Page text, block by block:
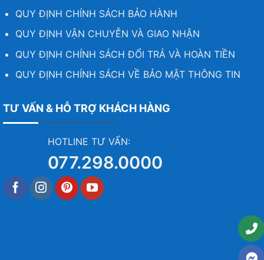
QUY ĐỊNH CHÍNH SÁCH BẢO HÀNH
QUY ĐỊNH VẬN CHUYỄN VÀ GIAO NHẬN
QUY ĐỊNH CHÍNH SÁCH ĐỔI TRẢ VÀ HOÀN TIỀN
QUY ĐỊNH CHÍNH SÁCH VỀ BẢO MẬT THÔNG TIN
TƯ VẤN & HỖ TRỢ KHÁCH HÀNG
HOTLINE TƯ VẤN:
077.298.0000